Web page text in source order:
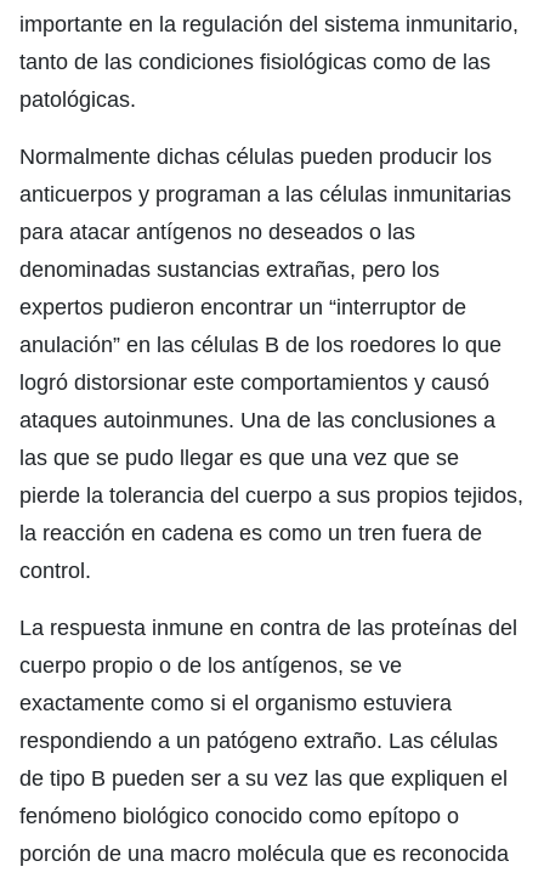
importante en la regulación del sistema inmunitario,
tanto de las condiciones fisiológicas como de las
patológicas.
Normalmente dichas células pueden producir los
anticuerpos y programan a las células inmunitarias
para atacar antígenos no deseados o las
denominadas sustancias extrañas, pero los
expertos pudieron encontrar un “interruptor de
anulación” en las células B de los roedores lo que
logró distorsionar este comportamientos y causó
ataques autoinmunes. Una de las conclusiones a
las que se pudo llegar es que una vez que se
pierde la tolerancia del cuerpo a sus propios tejidos,
la reacción en cadena es como un tren fuera de
control.
La respuesta inmune en contra de las proteínas del
cuerpo propio o de los antígenos, se ve
exactamente como si el organismo estuviera
respondiendo a un patógeno extraño. Las células
de tipo B pueden ser a su vez las que expliquen el
fenómeno biológico conocido como epítopo o
porción de una macro molécula que es reconocida